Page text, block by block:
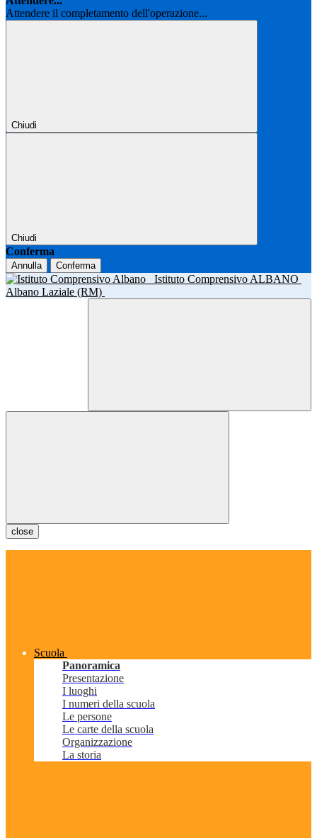
Attendere il completamento dell'operazione...
Chiudi
Chiudi
Conferma
Annulla Conferma
Istituto Comprensivo ALBANO
Albano Laziale (RM)
close
Scuola
Panoramica
Presentazione
I luoghi
I numeri della scuola
Le persone
Le carte della scuola
Organizzazione
La storia